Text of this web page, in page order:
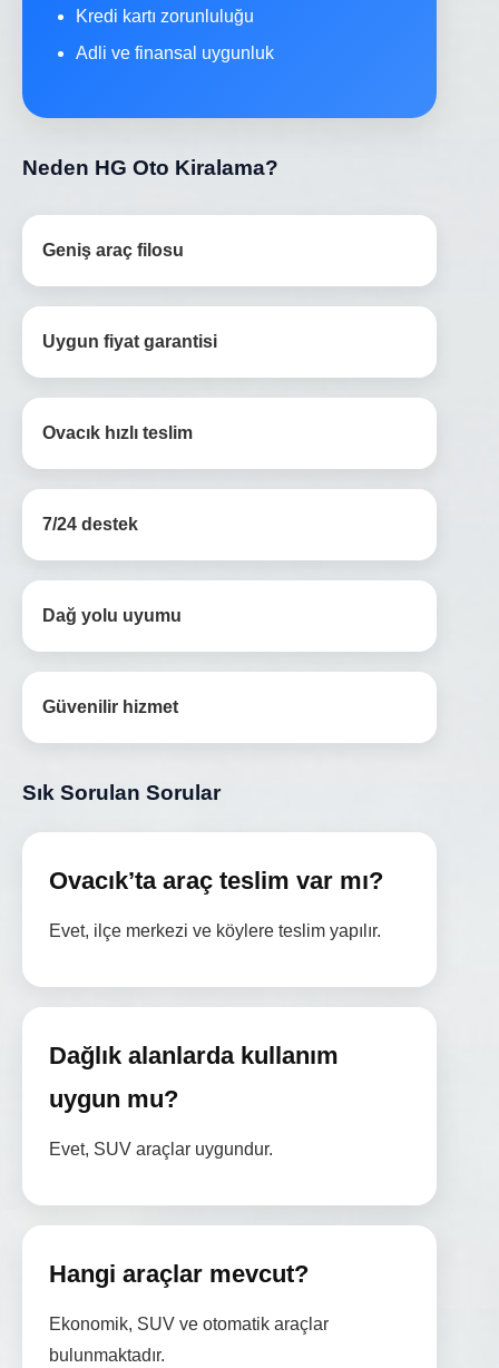
Kredi kartı zorunluluğu
Adli ve finansal uygunluk
Neden HG Oto Kiralama?
Geniş araç filosu
Uygun fiyat garantisi
Ovacık hızlı teslim
7/24 destek
Dağ yolu uyumu
Güvenilir hizmet
Sık Sorulan Sorular
Ovacık’ta araç teslim var mı?
Evet, ilçe merkezi ve köylere teslim yapılır.
Dağlık alanlarda kullanım
uygun mu?
Evet, SUV araçlar uygundur.
Hangi araçlar mevcut?
Ekonomik, SUV ve otomatik araçlar
bulunmaktadır.